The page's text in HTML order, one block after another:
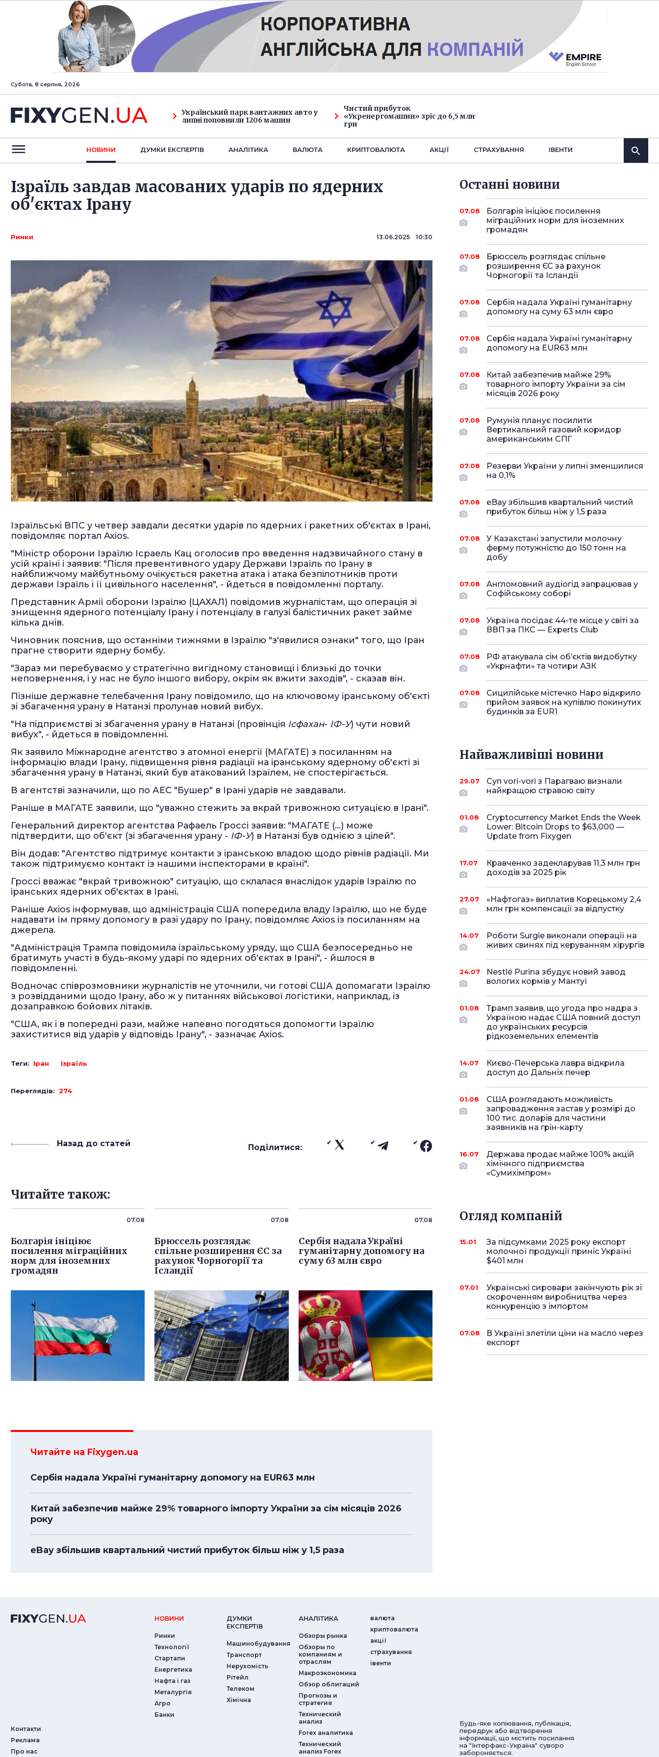
Субота, 8 серпня, 2026
Український парк вантажних авто у
липні поповнили 1206 машин
Чистий прибуток
«Укренергомашин» зріс до 6,5 млн
грн
НОВИНИ ДУМКИ ЕКСПЕРТIВ АНАЛIТИКА ВАЛЮТА КРИПТОВАЛЮТА АКЦІЇ СТРАХУВАННЯ IВЕНТИ
Ізраїль завдав масованих ударів по ядерних
об'єктах Ірану
Ринки 13.06.2025 10:30
Ізраїльські ВПС у четвер завдали десятки ударів по ядерних і ракетних об'єктах в Ірані,
повідомляє портал Axios.
"Міністр оборони Ізраїлю Ісраель Кац оголосив про введення надзвичайного стану в
усій країні і заявив: "Після превентивного удару Держави Ізраїль по Ірану в
найближчому майбутньому очікується ракетна атака і атака безпілотників проти
держави Ізраїль і її цивільного населення", - йдеться в повідомленні порталу.
Представник Армії оборони Ізраїлю (ЦАХАЛ) повідомив журналістам, що операція зі
знищення ядерного потенціалу Ірану і потенціалу в галузі балістичних ракет займе
кілька днів.
Чиновник пояснив, що останніми тижнями в Ізраїлю "з'явилися ознаки" того, що Іран
прагне створити ядерну бомбу.
"Зараз ми перебуваємо у стратегічно вигідному становищі і близькі до точки
неповернення, і у нас не було іншого вибору, окрім як вжити заходів", - сказав він.
Пізніше державне телебачення Ірану повідомило, що на ключовому іранському об'єкті
зі збагачення урану в Натанзі пролунав новий вибух.
"На підприємстві зі збагачення урану в Натанзі (провінція Ісфахан- ІФ-У) чути новий
вибух", - йдеться в повідомленні.
Як заявило Міжнародне агентство з атомної енергії (МАГАТЕ) з посиланням на
інформацію влади Ірану, підвищення рівня радіації на іранському ядерному об'єкті зі
збагачення урану в Натанзі, який був атакований Ізраїлем, не спостерігається.
В агентстві зазначили, що по АЕС "Бушер" в Ірані ударів не завдавали.
Раніше в МАГАТЕ заявили, що "уважно стежить за вкрай тривожною ситуацією в Ірані".
Генеральний директор агентства Рафаель Гроссі заявив: "МАГАТЕ (...) може
підтвердити, що об'єкт (зі збагачення урану - ІФ-У) в Натанзі був однією з цілей".
Він додав: "Агентство підтримує контакти з іранською владою щодо рівнів радіації. Ми
також підтримуємо контакт із нашими інспекторами в країні".
Гроссі вважає "вкрай тривожною" ситуацію, що склалася внаслідок ударів Ізраїлю по
іранських ядерних об'єктах в Ірані.
Раніше Axios інформував, що адміністрація США попередила владу Ізраїлю, що не буде
надавати їм пряму допомогу в разі удару по Ірану, повідомляє Axios із посиланням на
джерела.
"Адміністрація Трампа повідомила ізраїльському уряду, що США безпосередньо не
братимуть участі в будь-якому ударі по ядерних об'єктах в Ірані", - йшлося в
повідомленні.
Водночас співрозмовники журналістів не уточнили, чи готові США допомагати Ізраїлю
з розвідданими щодо Ірану, або ж у питаннях військової логістики, наприклад, із
дозаправкою бойових літаків.
"США, як і в попередні рази, майже напевно погодяться допомогти Ізраїлю
захиститися від ударів у відповідь Ірану", - зазначає Axios.
Теги: Іран Ізраїль
Переглядів: 274
Назад до статей Поділитися:
Читайте також:
07.08
Болгарія ініціює
посилення міграційних
норм для іноземних
громадян
07.08
Брюссель розглядає
спільне розширення ЄС за
рахунок Чорногорії та
Ісландії
07.08
Сербія надала Україні
гуманітарну допомогу на
суму 63 млн євро
Читайте на Fixygen.ua
Сербія надала Україні гуманітарну допомогу на EUR63 млн
Китай забезпечив майже 29% товарного імпорту України за сім місяців 2026
року
eBay збільшив квартальний чистий прибуток більш ніж у 1,5 раза
Останнi новини
07.08
Болгарія ініціює посилення
міграційних норм для іноземних
громадян
07.08
Брюссель розглядає спільне
розширення ЄС за рахунок
Чорногорії та Ісландії
07.08
Сербія надала Україні гуманітарну
допомогу на суму 63 млн євро
07.08
Сербія надала Україні гуманітарну
допомогу на EUR63 млн
07.08
Китай забезпечив майже 29%
товарного імпорту України за сім
місяців 2026 року
07.08
Румунія планує посилити
Вертикальний газовий коридор
американським СПГ
07.08
Резерви України у липні зменшилися
на 0,1%
07.08
eBay збільшив квартальний чистий
прибуток більш ніж у 1,5 раза
07.08
У Казахстані запустили молочну
ферму потужністю до 150 тонн на
добу
07.08
Англомовний аудіогід запрацював у
Софійському соборі
07.08
Україна посідає 44-те місце у світі за
ВВП за ПКС — Experts Club
07.08
РФ атакувала сім об’єктів видобутку
«Укрнафти» та чотири АЗК
07.08
Сицилійське містечко Наро відкрило
прийом заявок на купівлю покинутих
будинків за EUR1
Найважливіші новини
29.07
Суп vori-vori з Парагваю визнали
найкращою стравою світу
01.08
Cryptocurrency Market Ends the Week
Lower: Bitcoin Drops to $63,000 —
Update from Fixygen
17.07
Кравченко задекларував 11,3 млн грн
доходів за 2025 рік
27.07
«Нафтогаз» виплатив Корецькому 2,4
млн грн компенсації за відпустку
14.07
Роботи Surgie виконали операції на
живих свинях під керуванням хірургів
24.07
Nestlé Purina збудує новий завод
вологих кормів у Мантуї
01.08
Трамп заявив, що угода про надра з
Україною надає США повний доступ
до українських ресурсів
рідкоземельних елементів
14.07
Києво-Печерська лавра відкрила
доступ до Дальніх печер
01.08
США розглядають можливість
запровадження застав у розмірі до
100 тис. доларів для частини
заявників на грін-карту
16.07
Держава продає майже 100% акцій
хімічного підприємства
«Сумихімпром»
Огляд компаній
15.01
За підсумками 2025 року експорт
молочної продукції приніс Україні
$401 млн
07.01
Українські сировари закінчують рік зі
скороченням виробництва через
конкуренцію з імпортом
07.08
В Україні злетіли ціни на масло через
експорт
Контакти
Реклама
Про нас
НОВИНИ
Ринки
Технології
Стартапи
Енергетика
Нафта і газ
Металургія
Агро
Банки
ДУМКИ
ЕКСПЕРТIВ
Машинобудування
Транспорт
Нерухомість
Рітейл
Телеком
Хімічна
АНАЛIТИКА
Обзоры рынка
Обзоры по
компаниям и
отраслям
Макроэкономика
Обзор облигаций
Прогнозы и
стратегия
Технический
анализ
Forex аналитика
Технический
анализ Forex
валюта
криптовалюта
акції
страхування
iвенти
Будь-яке копіювання, публікація,
передрук або відтворення
інформації, що містить посилання
на "Інтерфакс-Україна" суворо
забороняється.